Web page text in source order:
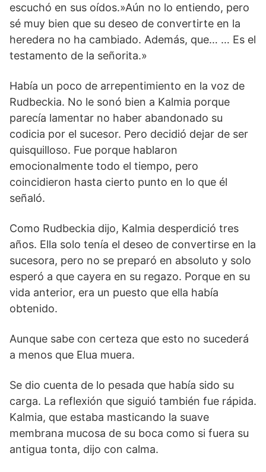
escuchó en sus oídos.»Aún no lo entiendo, pero
sé muy bien que su deseo de convertirte en la
heredera no ha cambiado. Además, que… … Es el
testamento de la señorita.»
Había un poco de arrepentimiento en la voz de
Rudbeckia. No le sonó bien a Kalmia porque
parecía lamentar no haber abandonado su
codicia por el sucesor. Pero decidió dejar de ser
quisquilloso. Fue porque hablaron
emocionalmente todo el tiempo, pero
coincidieron hasta cierto punto en lo que él
señaló.
Como Rudbeckia dijo, Kalmia desperdició tres
años. Ella solo tenía el deseo de convertirse en la
sucesora, pero no se preparó en absoluto y solo
esperó a que cayera en su regazo. Porque en su
vida anterior, era un puesto que ella había
obtenido.
Aunque sabe con certeza que esto no sucederá
a menos que Elua muera.
Se dio cuenta de lo pesada que había sido su
carga. La reflexión que siguió también fue rápida.
Kalmia, que estaba masticando la suave
membrana mucosa de su boca como si fuera su
antigua tonta, dijo con calma.